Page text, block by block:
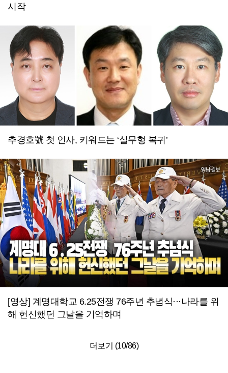
시작
추경호號 첫 인사, 키워드는 ‘실무형 복귀’
[영상] 계명대학교 6.25전쟁 76주년 추념식···나라를 위
해 헌신했던 그날을 기억하며
더보기 (10/86)